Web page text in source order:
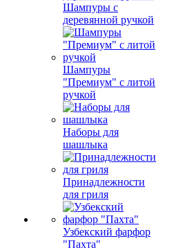
Шампуры с
деревянной ручкой
Шампуры
"Премиум" с литой
ручкой
Наборы для
шашлыка
Принадлежности
для гриля
Узбекский фарфор
"Пахта"